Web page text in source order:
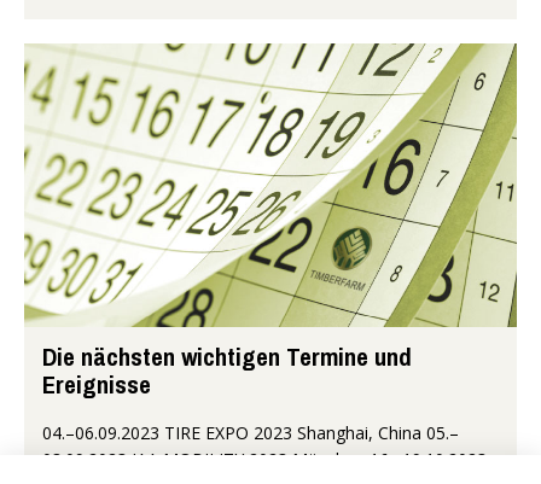
Die nächsten wichtigen Termine und
Ereignisse
04.–06.09.2023 TIRE EXPO 2023 Shanghai, China 05.–
08.09.2023 IAA MOBILITY 2023 München 16.–19.10.2023